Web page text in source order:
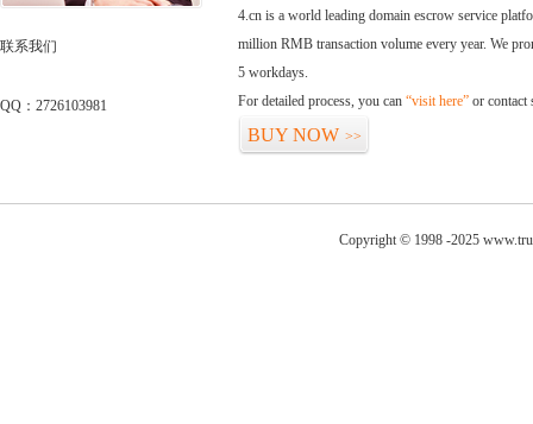
联系我们
QQ：2726103981
4.cn is a world leading domain escrow service
million RMB transaction volume every year. We
5 workdays.
For detailed process, you can “visit here” or contact
BUY NOW >>
Copyright © 1998 -2025